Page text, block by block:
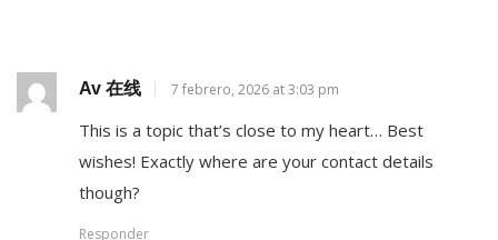
Av 在线 7 febrero, 2026 at 3:03 pm
This is a topic that’s close to my heart… Best
wishes! Exactly where are your contact details
though?
Responder